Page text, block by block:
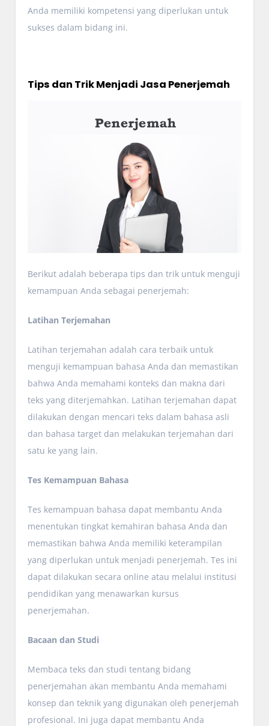
Anda memiliki kompetensi yang diperlukan untuk
sukses dalam bidang ini.
Tips dan Trik Menjadi Jasa Penerjemah
Berikut adalah beberapa tips dan trik untuk menguji
kemampuan Anda sebagai penerjemah:
Latihan Terjemahan
Latihan terjemahan adalah cara terbaik untuk
menguji kemampuan bahasa Anda dan memastikan
bahwa Anda memahami konteks dan makna dari
teks yang diterjemahkan. Latihan terjemahan dapat
dilakukan dengan mencari teks dalam bahasa asli
dan bahasa target dan melakukan terjemahan dari
satu ke yang lain.
Tes Kemampuan Bahasa
Tes kemampuan bahasa dapat membantu Anda
menentukan tingkat kemahiran bahasa Anda dan
memastikan bahwa Anda memiliki keterampilan
yang diperlukan untuk menjadi penerjemah. Tes ini
dapat dilakukan secara online atau melalui institusi
pendidikan yang menawarkan kursus
penerjemahan.
Bacaan dan Studi
Membaca teks dan studi tentang bidang
penerjemahan akan membantu Anda memahami
konsep dan teknik yang digunakan oleh penerjemah
profesional. Ini juga dapat membantu Anda